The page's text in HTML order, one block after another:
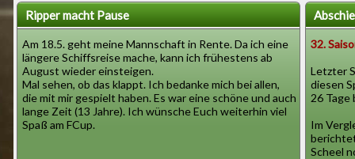
Ripper macht Pause
Am 18.5. geht meine Mannschaft in Rente. Da ich eine
längere Schiffsreise mache, kann ich frühestens ab
August wieder einsteigen.
Mal sehen, ob das klappt. Ich bedanke mich bei allen,
die mit mir gespielt haben. Es war eine schöne und auch
lange Zeit (13 Jahre). Ich wünsche Euch weiterhin viel
Spaß am FCup.
32.
Letzter
diesen
26 Tage
Im
Scheel